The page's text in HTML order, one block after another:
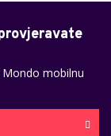
mobilnu